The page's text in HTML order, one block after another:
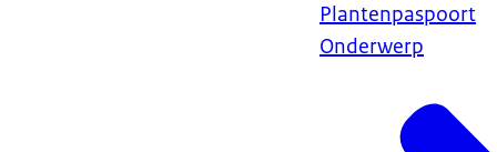
Plantenpaspoort
Onderwerp